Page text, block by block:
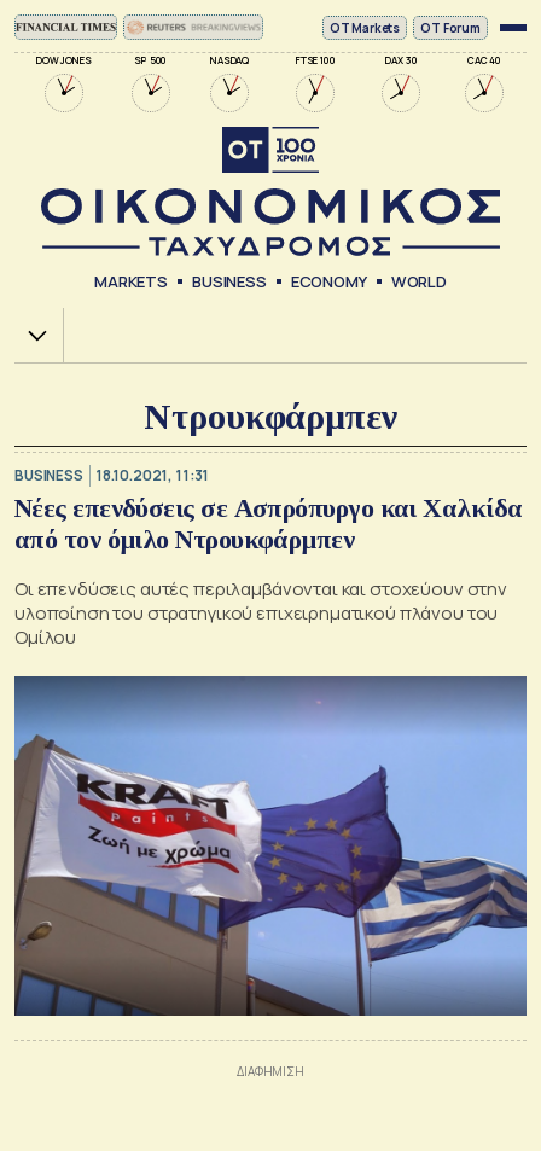
DOW JONES SP 500 NASDAQ FTSE 100 DAX 30 CAC 40
ΟΤ Markets OT Forum
MARKETS BUSINESS ECONOMY WORLD
Χ.Α.
Ντρουκφάρμπεν
BUSINESS 18.10.2021, 11:31
Νέες επενδύσεις σε Ασπρόπυργο και Χαλκίδα
από τον όμιλο Ντρουκφάρμπεν
Oι επενδύσεις αυτές περιλαμβάνονται και στοχεύουν στην
υλοποίηση του στρατηγικού επιχειρηματικού πλάνου του
Ομίλου